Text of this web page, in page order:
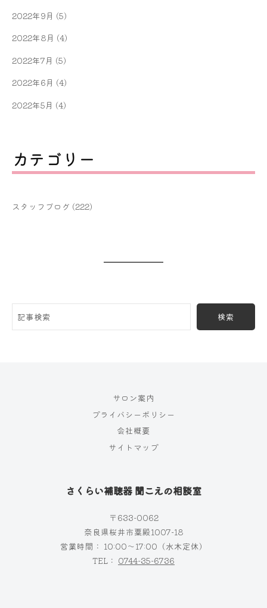
2022年9月 (5)
2022年8月 (4)
2022年7月 (5)
2022年6月 (4)
2022年5月 (4)
カテゴリー
スタッフブログ (222)
検索
サロン案内
プライバシーポリシー
会社概要
サイトマップ
さくらい補聴器 聞こえの相談室
〒633-0062
奈良県桜井市粟殿1007−18
営業時間： 10:00～17:00（水木定休）
TEL： 0744-35-6736